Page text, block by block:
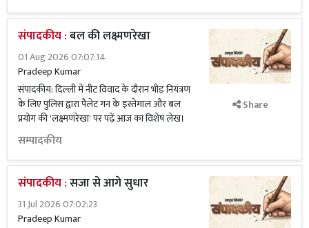
संपादकीय :बल की लक्ष्मणरेखा
01 Aug 2026 07:07:14
Pradeep Kumar
संपादकीय: दिल्ली में नीट विवाद के दौरान भीड़ नियंत्रण
के लिए पुलिस द्वारा पैलेट गन के इस्तेमाल और बल
प्रयोग की 'लक्ष्मणरेखा' पर पढ़ें आज का विशेष लेख।
सम्पादकीय
Share
संपादकीय :सजा से आगे सुधार
31 Jul 2026 07:02:23
Pradeep Kumar